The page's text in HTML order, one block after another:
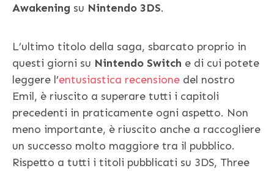
Awakening su Nintendo 3DS.
L’ultimo titolo della saga, sbarcato proprio in
questi giorni su Nintendo Switch e di cui potete
leggere l’entusiastica recensione del nostro
Emil, è riuscito a superare tutti i capitoli
precedenti in praticamente ogni aspetto. Non
meno importante, è riuscito anche a raccogliere
un successo molto maggiore tra il pubblico.
Rispetto a tutti i titoli pubblicati su 3DS, Three